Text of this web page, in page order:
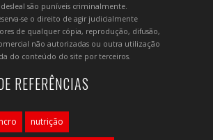
são puníveis criminalmente.
se o direito de agir judicialmente
de qualquer cópia, reprodução, difusão,
não autorizadas ou outra utilização
do conteúdo do site por terceiros.
REFERÊNCIAS
nutrição